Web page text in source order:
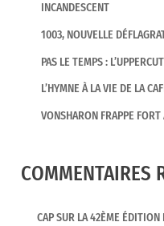
INCANDESCENT
1003, NOUVELLE
PAS LE TEMPS :
L’HYMNE À LA VIE DE LA
VONSHARON FRAPPE
COMMENTAIRES
CAP SUR LA 42ÈME